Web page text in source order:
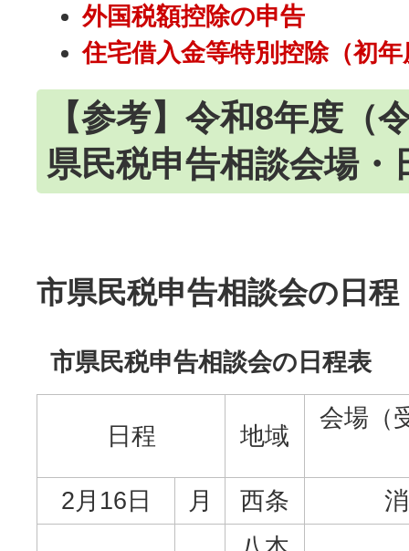
外国税額控除の申告
住宅借入金等特別控除（初
【参考】令和8年度（
県民税申告相談会場・
市県民税申告相談会の日程
市県民税申告相談会の日程表
日程 地域
会場（
2月16日 月 西条